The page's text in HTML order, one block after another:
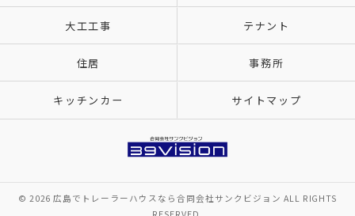
大工工事 テナント
住居 事務所
キッチンカー サイトマップ
© 2026 広島でトレーラーハウスなら合同会社サンクビジョン ALL RIGHTS